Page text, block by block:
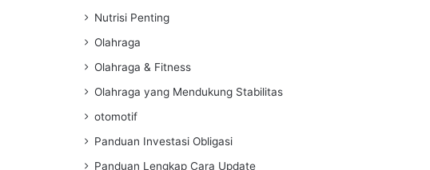
Nutrisi Penting
Olahraga
Olahraga & Fitness
Olahraga yang Mendukung Stabilitas
otomotif
Panduan Investasi Obligasi
Panduan Lengkap Cara Update